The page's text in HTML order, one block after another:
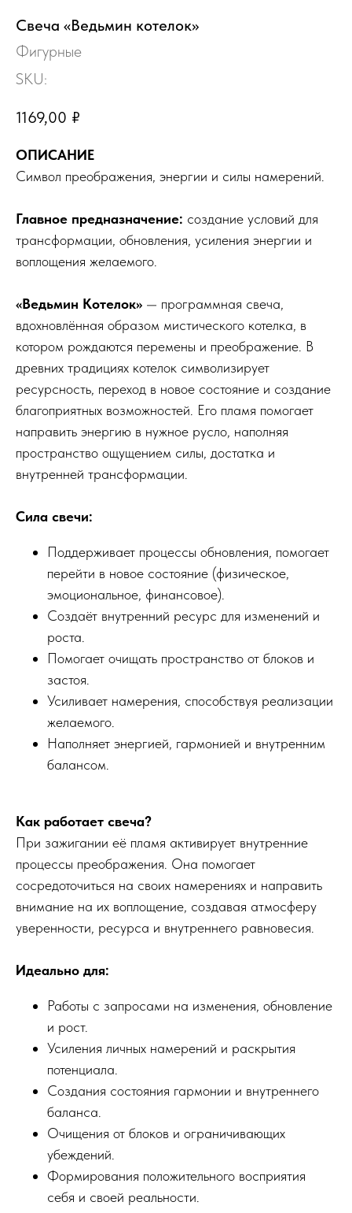
Свеча «Ведьмин котелок»
Фигурные
SKU:
1169,00 ₽
ОПИСАНИЕ
Символ преображения, энергии и силы намерений.
Главное предназначение: создание условий для
трансформации, обновления, усиления энергии и
воплощения желаемого.
«Ведьмин Котелок» — программная свеча,
вдохновлённая образом мистического котелка, в
котором рождаются перемены и преображение. В
древних традициях котелок символизирует
ресурсность, переход в новое состояние и создание
благоприятных возможностей. Его пламя помогает
направить энергию в нужное русло, наполняя
пространство ощущением силы, достатка и
внутренней трансформации.
Сила свечи:
Поддерживает процессы обновления, помогает
перейти в новое состояние (физическое,
эмоциональное, финансовое).
Создаёт внутренний ресурс для изменений и
роста.
Помогает очищать пространство от блоков и
застоя.
Усиливает намерения, способствуя реализации
желаемого.
Наполняет энергией, гармонией и внутренним
балансом.
Как работает свеча?
При зажигании её пламя активирует внутренние
процессы преображения. Она помогает
сосредоточиться на своих намерениях и направить
внимание на их воплощение, создавая атмосферу
уверенности, ресурса и внутреннего равновесия.
Идеально для:
Работы с запросами на изменения, обновление
и рост.
Усиления личных намерений и раскрытия
потенциала.
Создания состояния гармонии и внутреннего
баланса.
Очищения от блоков и ограничивающих
убеждений.
Формирования положительного восприятия
себя и своей реальности.